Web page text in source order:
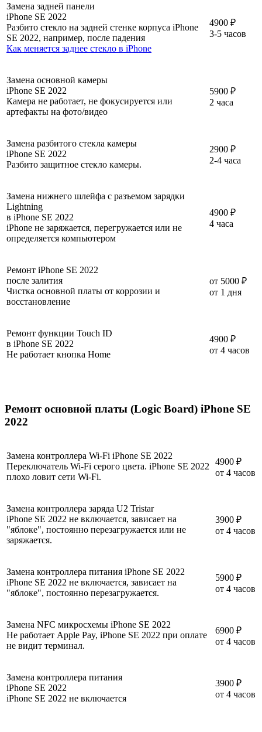
Замена задней панели
iPhone SE 2022
Разбито стекло на задней стенке корпуса iPhone
SE 2022, например, после падения
Как меняется заднее стекло в iPhone
4900 ₽
3-5 часов
Замена основной камеры
iPhone SE 2022
Камера не работает, не фокусируется или
артефакты на фото/видео
5900 ₽
2 часа
Замена разбитого стекла камеры
iPhone SE 2022
Разбито защитное стекло камеры.
2900 ₽
2-4 часа
Замена нижнего шлейфа с разъемом зарядки
Lightning
в iPhone SE 2022
iPhone не заряжается, перегружается или не
определяется компьютером
4900 ₽
4 часа
Ремонт iPhone SE 2022
после залития
Чистка основной платы от коррозии и
восстановление
от 5000 ₽
от 1 дня
Ремонт функции Touch ID
в iPhone SE 2022
Не работает кнопка Home
4900 ₽
от 4 часов
Ремонт основной платы (Logic Board) iPhone SE
2022
Замена контроллера Wi-Fi iPhone SE 2022
Переключатель Wi-Fi серого цвета. iPhone SE 2022
плохо ловит сети Wi-Fi.
4900 ₽
от 4 часов
Замена контроллера заряда U2 Tristar
iPhone SE 2022 не включается, зависает на
"яблоке", постоянно перезагружается или не
заряжается.
3900 ₽
от 4 часов
Замена контроллера питания iPhone SE 2022
iPhone SE 2022 не включается, зависает на
"яблоке", постоянно перезагружается.
5900 ₽
от 4 часов
Замена NFC микросхемы iPhone SE 2022
Не работает Apple Pay, iPhone SE 2022 при оплате
не видит терминал.
6900 ₽
от 4 часов
Замена контроллера питания
iPhone SE 2022
iPhone SE 2022 не включается
3900 ₽
от 4 часов